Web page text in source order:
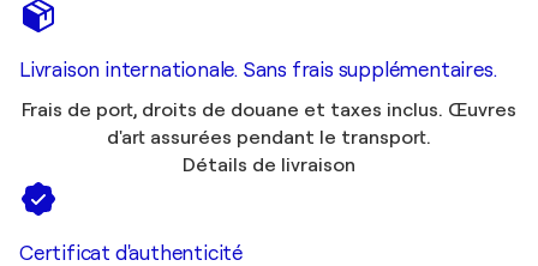
Livraison internationale. Sans frais supplémentaires.
Frais de port, droits de douane et taxes inclus. Œuvres
d'art assurées pendant le transport.
Détails de livraison
Certificat d'authenticité